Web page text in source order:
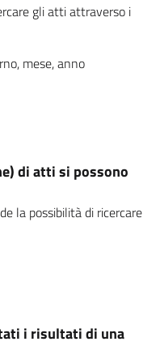
gli atti attraverso i
mese, anno
di atti si possono
la possibilità di ricercare
i risultati di una